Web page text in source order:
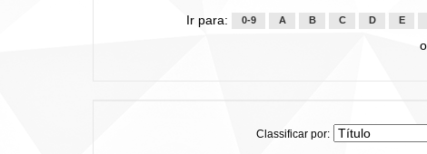
Ir para: 0-9 A B C D E
Classificar por: